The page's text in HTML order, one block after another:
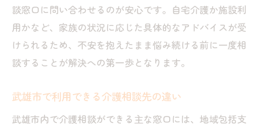
談窓口に問い合わせるのが安心です。自宅介護か施設利
用かなど、家族の状況に応じた具体的なアドバイスが受
けられるため、不安を抱えたまま悩み続ける前に一度相
談することが解決への第一歩となります。
武雄市で利用できる介護相談先の違い
武雄市内で介護相談ができる主な窓口には、地域包括支